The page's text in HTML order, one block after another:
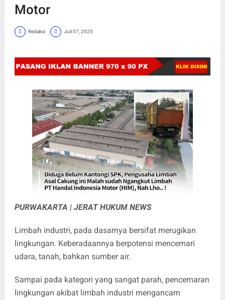
Motor
Redaksi Juli 07, 2025
PURWAKARTA | JERAT HUKUM NEWS
Limbah industri, pada dasarnya bersifat merugikan
lingkungan. Keberadaannya berpotensi mencemari
udara, tanah, bahkan sumber air.
Sampai pada kategori yang sangat parah, pencemaran
lingkungan akibat limbah industri mengancam